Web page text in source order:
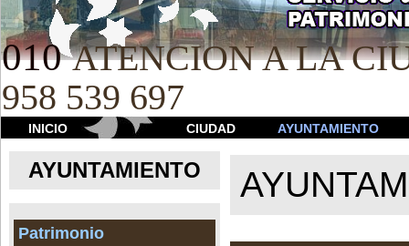
010 ATENCION A LA
958 539 697
INICIO CIUDAD AYUNTAMIENTO
AYUNTAMIENTO
Patrimonio